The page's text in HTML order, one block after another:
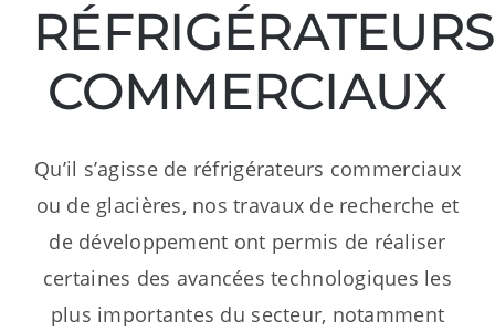
RÉFRIGÉRATEURS
COMMERCIAUX
Qu’il s’agisse de réfrigérateurs commerciaux
ou de glacières, nos travaux de recherche et
de développement ont permis de réaliser
certaines des avancées technologiques les
plus importantes du secteur, notamment